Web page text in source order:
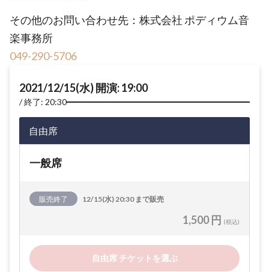
その他のお問い合わせ先：株式会社 ポディウム音
楽事務所
049-290-5706
2021/12/15(水) 開演: 19:00
終了: 20:30
自由席
一般席
販売終了 12/15(水) 20:30 まで販売
1,500 円 (税込)
自由席 チケットを選ぶ